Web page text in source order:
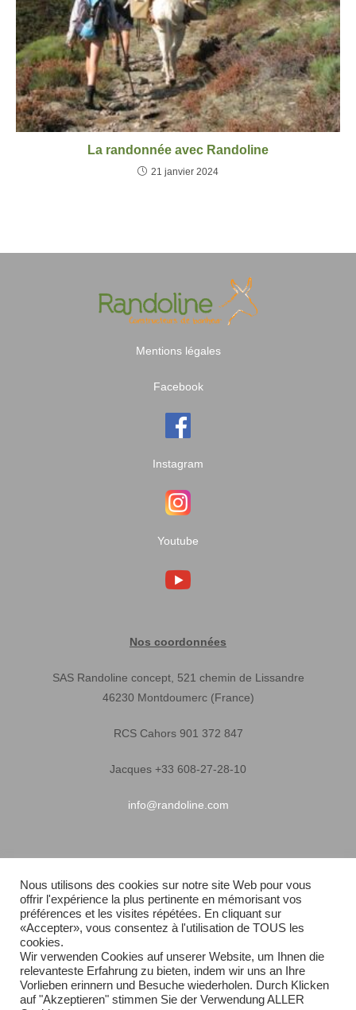
La randonnée avec Randoline
21 janvier 2024
Mentions légales
Facebook
Instagram
Youtube
Nos coordonnées
SAS Randoline concept, 521 chemin de Lissandre
46230 Montdoumerc (France)
RCS Cahors 901 372 847
Jacques +33 608-27-28-10
info@randoline.com
Garantie matériel
Conditions générales de vente
Livraison rapide
Plan du site
Nous utilisons des cookies sur notre site Web pour vous
offrir l'expérience la plus pertinente en mémorisant vos
préférences et les visites répétées. En cliquant sur
«Accepter», vous consentez à l'utilisation de TOUS les
cookies.
Wir verwenden Cookies auf unserer Website, um Ihnen die
relevanteste Erfahrung zu bieten, indem wir uns an Ihre
Vorlieben erinnern und Besuche wiederholen. Durch Klicken
auf "Akzeptieren" stimmen Sie der Verwendung ALLER